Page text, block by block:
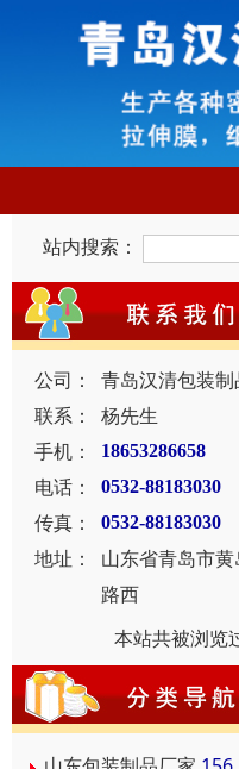
站内搜索：
公司：
青岛汉清包装
联系：
杨先生
手机：
18653286658
电话： 0532-88183030
传真： 0532-88183030
地址：
山东省青岛市
路西
本站共被浏览